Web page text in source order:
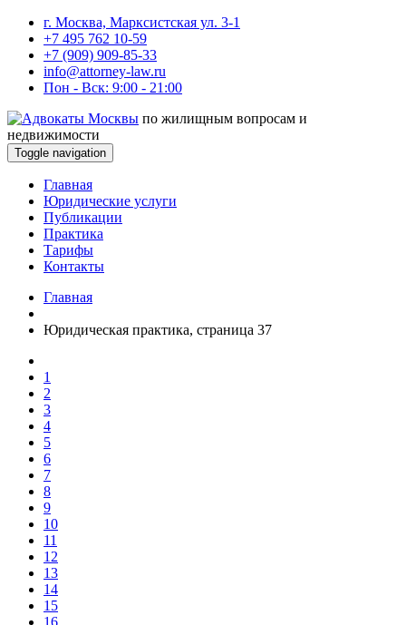
г. Москва, Марксистская ул. 3-1
+7 495 762 10-59
+7 (909) 909-85-33
info@attorney-law.ru
Пон - Вск: 9:00 - 21:00
по жилищным вопросам и
недвижимости
Toggle navigation
Главная
Юридические услуги
Публикации
Практика
Тарифы
Контакты
Главная
Юридическая практика, страница 37
1
2
3
4
5
6
7
8
9
10
11
12
13
14
15
16